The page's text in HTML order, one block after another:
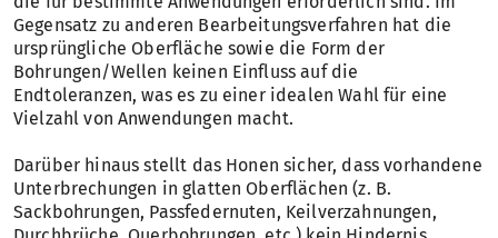
Gegensatz zu anderen Bearbeitungsverfahren hat die
ursprüngliche Oberfläche sowie die Form der
Bohrungen/Wellen keinen Einfluss auf die
Endtoleranzen, was es zu einer idealen Wahl für eine
Vielzahl von Anwendungen macht.
Darüber hinaus stellt das Honen sicher, dass vorhandene
Unterbrechungen in glatten Oberflächen (z. B.
Sackbohrungen, Passfedernuten, Keilverzahnungen,